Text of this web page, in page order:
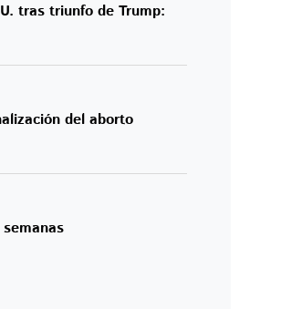
tras triunfo de Trump:
del aborto